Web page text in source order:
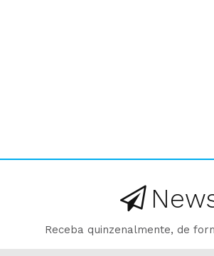
Receba quinzenalmente, de